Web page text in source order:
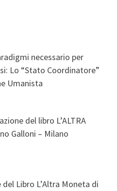
necessario per
Lo “Stato Coordinatore”
Umanista
del libro L’ALTRA
Galloni – Milano
Libro L’Altra Moneta di